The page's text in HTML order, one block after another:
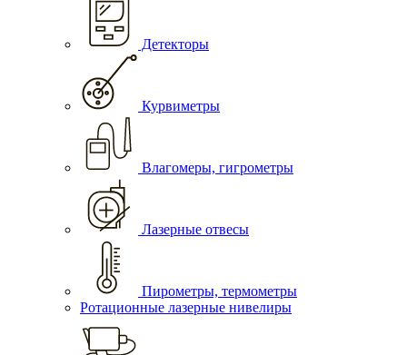
Детекторы
Курвиметры
Влагомеры, гигрометры
Лазерные отвесы
Пирометры, термометры
Ротационные лазерные нивелиры